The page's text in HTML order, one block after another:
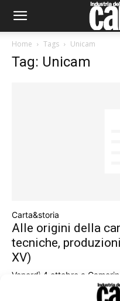
Home Tags Unicam
Tag: Unicam
Carta&storia
Alle origini della
tecniche,
XV)
Venerdì 4 ottobre a